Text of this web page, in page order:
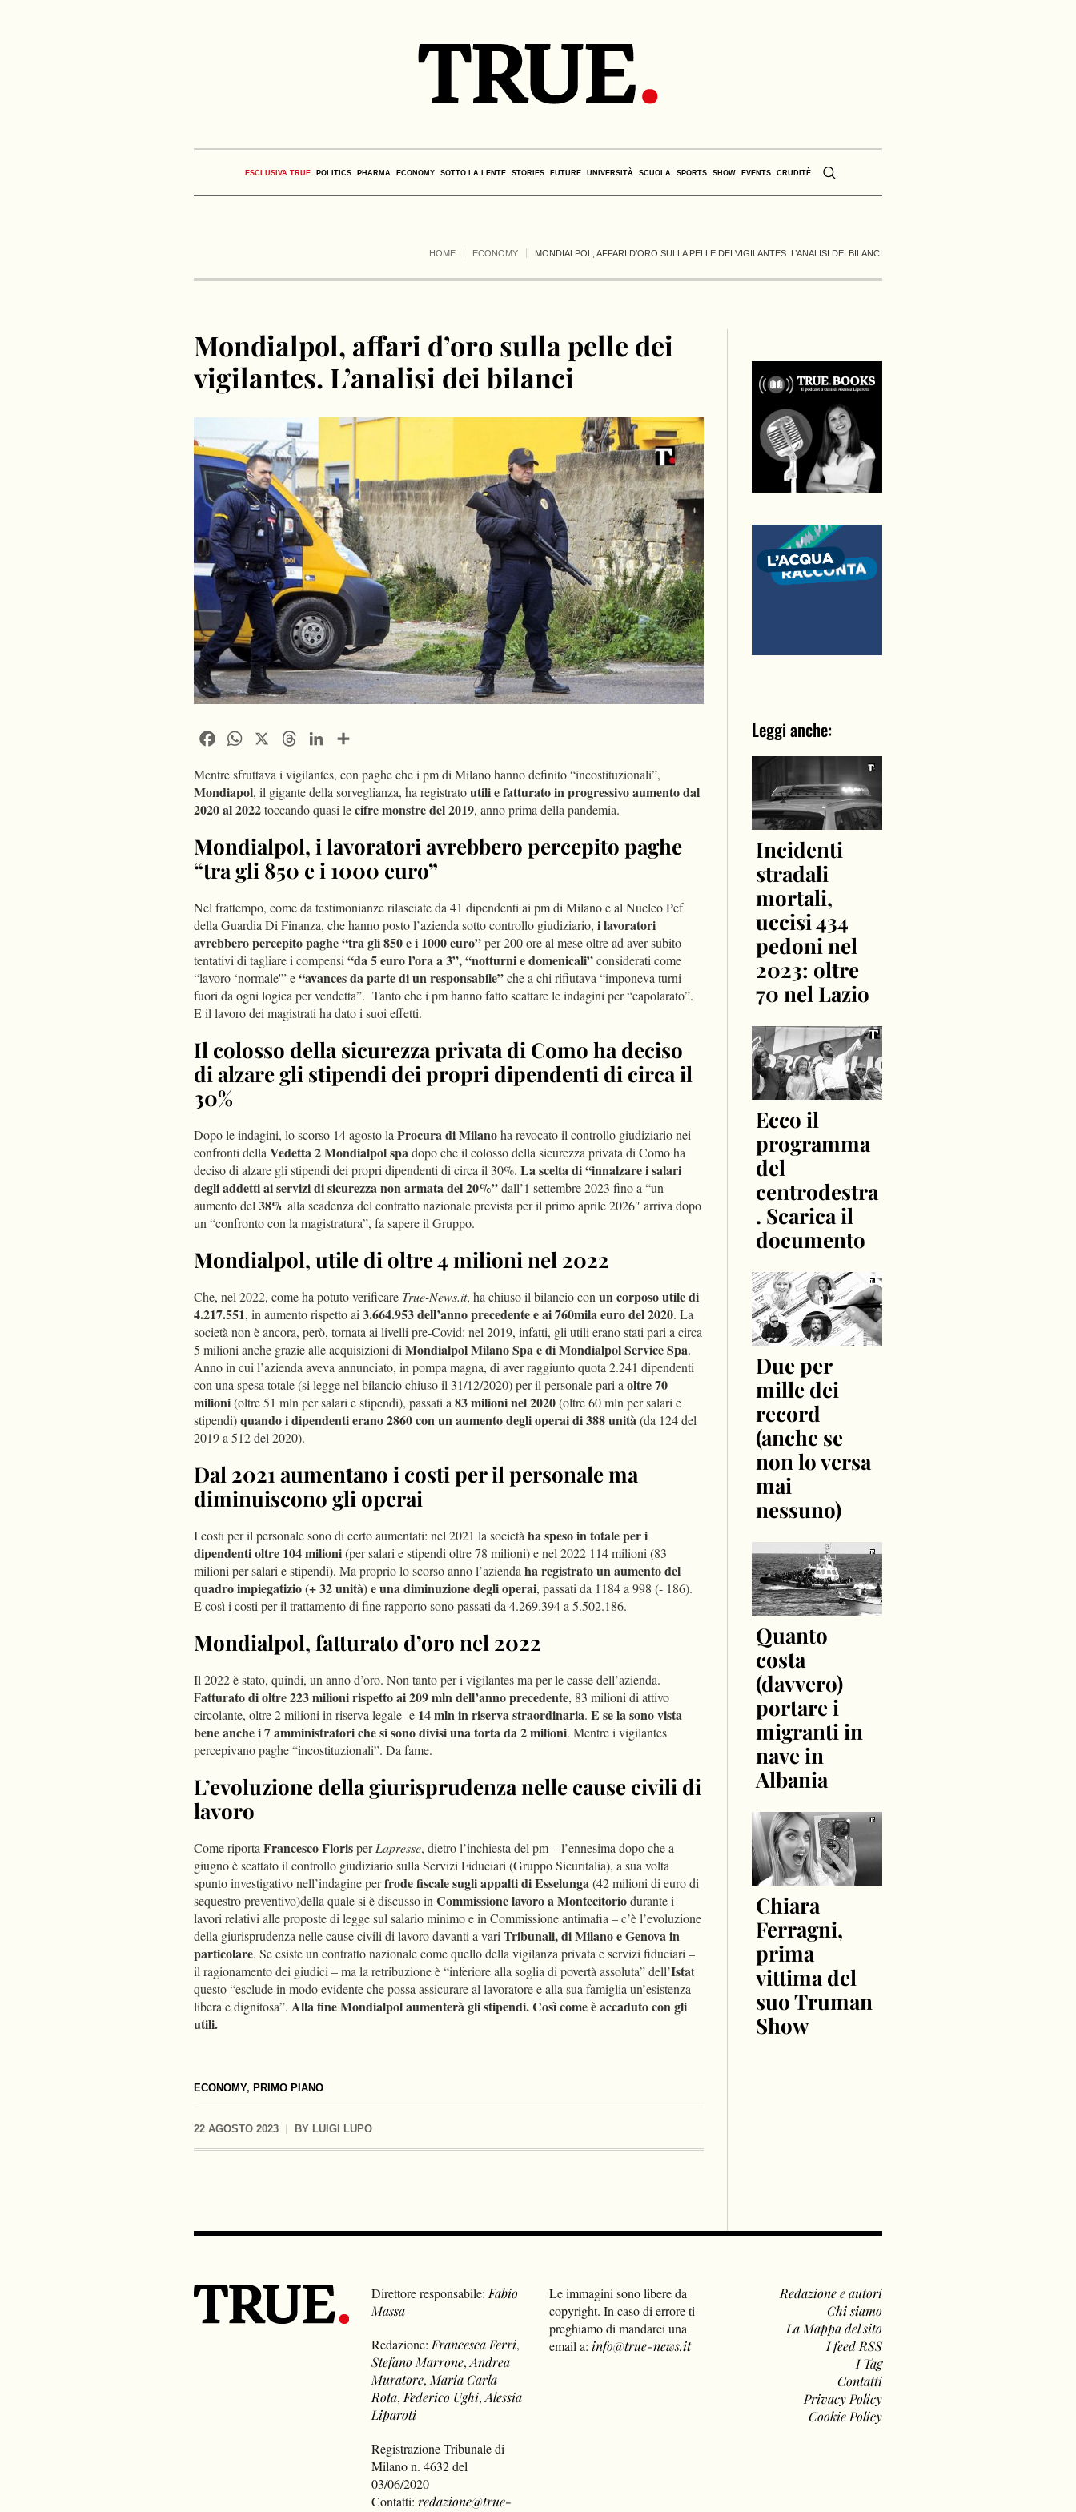
ESCLUSIVA TRUE POLITICS PHARMA ECONOMY SOTTO LA LENTE STORIES FUTURE UNIVERSITÀ SCUOLA SPORTS SHOW EVENTS CRUDITÈ
HOME ECONOMY MONDIALPOL, AFFARI D’ORO SULLA PELLE DEI VIGILANTES. L’ANALISI DEI BILANCI
ECONOMY, PRIMO PIANO
Mondialpol, affari d’oro sulla pelle dei
vigilantes. L’analisi dei bilanci
22 AGOSTO 2023 BY LUIGI LUPO
FacebookWhatsApp ThreadsLinkedIn
Mentre sfruttava i vigilantes, con paghe che i pm di Milano hanno definito “incostituzionali”,
Mondiapol, il gigante della sorveglianza, ha registratoutili e fatturato in progressivo aumento dal
2020 al 2022toccando quasi lecifre monstre del 2019, anno prima della pandemia.
Mondialpol, i lavoratori avrebbero percepito paghe
“tra gli 850 e i 1000 euro”
Nel frattempo, come da testimonianze rilasciate da 41 dipendenti ai pm di Milano e al Nucleo Pef
della Guardia Di Finanza, che hanno posto l’azienda sotto controllo giudiziario, i lavoratori
avrebbero percepito paghe “tra gli 850 e i 1000 euro”per 200 ore al mese oltre ad aver subito
tentativi di tagliare i compensi“da 5 euro l’ora a 3”, “notturni e domenicali”considerati come
“lavoro ‘normale'” e“avances da parte di un responsabile”che a chi rifiutava “imponeva turni
fuori da ogni logica per vendetta”. Tanto che i pm hanno fatto scattare le indagini per “capolarato”.
E il lavoro dei magistrati ha dato i suoi effetti.
Il colosso della sicurezza privata di Como ha deciso
di alzare gli stipendi dei propri dipendenti di circa il
30%
Dopo le indagini, lo scorso 14 agosto laProcura di Milanoha revocato il controllo giudiziario nei
confronti dellaVedetta 2 Mondialpol spadopo che il colosso della sicurezza privata di Como ha
deciso di alzare gli stipendi dei propri dipendenti di circa il 30%. La scelta di “innalzare i salari
degli addetti ai servizi di sicurezza non armata del 20%”dall’1 settembre 2023 fino a “un
aumento del38% alla scadenza del contratto nazionale prevista per il primo aprile 2026″ arriva dopo
un “confronto con la magistratura”, fa sapere il Gruppo.
Mondialpol, utile di oltre 4 milioni nel 2022
Che, nel 2022, come ha potuto verificare True-News.it, ha chiuso il bilancio conun corposo utile di
4.217.551, in aumento rispetto ai3.664.953 dell’anno precedente e ai 760mila euro del 2020. La
società non è ancora, però, tornata ai livelli pre-Covid: nel 2019, infatti, gli utili erano stati pari a circa
5 milioni anche grazie alle acquisizioni diMondialpol Milano Spa e di Mondialpol Service Spa.
Anno in cui l’azienda aveva annunciato, in pompa magna, di aver raggiunto quota 2.241 dipendenti
con una spesa totale (si legge nel bilancio chiuso il 31/12/2020) per il personale pari aoltre 70
milioni(oltre 51 mln per salari e stipendi), passati a83 milioni nel 2020(oltre 60 mln per salari e
stipendi)quando i dipendenti erano 2860 con un aumento degli operai di 388 unità(da 124 del
2019 a 512 del 2020).
Dal 2021 aumentano i costi per il personale ma
diminuiscono gli operai
I costi per il personale sono di certo aumentati: nel 2021 la societàha speso in totale per i
dipendenti oltre 104 milioni(per salari e stipendi oltre 78 milioni) e nel 2022 114 milioni (83
milioni per salari e stipendi). Ma proprio lo scorso anno l’aziendaha registrato un aumento del
quadro impiegatizio (+ 32 unità) e una diminuzione degli operai, passati da 1184 a 998 (- 186).
E così i costi per il trattamento di fine rapporto sono passati da 4.269.394 a 5.502.186.
Mondialpol, fatturato d’oro nel 2022
Il 2022 è stato, quindi, un anno d’oro. Non tanto per i vigilantes ma per le casse dell’azienda.
Fatturato di oltre 223 milioni rispetto ai 209 mln dell’anno precedente, 83 milioni di attivo
circolante, oltre 2 milioni in riserva legale e 14 mln in riserva straordinaria. E se la sono vista
bene anche i 7 amministratori che si sono divisi una torta da 2 milioni. Mentre i vigilantes
percepivano paghe “incostituzionali”. Da fame.
L’evoluzione della giurisprudenza nelle cause civili di
lavoro
Come riportaFrancesco FlorisperLapresse, dietro l’inchiesta del pm – l’ennesima dopo che a
giugno è scattato il controllo giudiziario sulla Servizi Fiduciari (Gruppo Sicuritalia), a sua volta
spunto investigativo nell’indagine perfrode fiscale sugli appalti di Esselunga(42 milioni di euro di
sequestro preventivo)della quale si è discusso inCommissione lavoro a Montecitoriodurante i
lavori relativi alle proposte di legge sul salario minimo e in Commissione antimafia – c’è l’evoluzione
della giurisprudenza nelle cause civili di lavoro davanti a variTribunali, di Milano e Genova in
particolare. Se esiste un contratto nazionale come quello della vigilanza privata e servizi fiduciari –
il ragionamento dei giudici – ma la retribuzione è “inferiore alla soglia di povertà assoluta” dell’Istat
questo “esclude in modo evidente che possa assicurare al lavoratore e alla sua famiglia un’esistenza
libera e dignitosa”. Alla fine Mondialpol aumenterà gli stipendi. Così come è accaduto con gli
utili.
Leggi anche:
Incidenti
stradali
mortali,
uccisi 434
pedoni nel
2023: oltre
70 nel Lazio
Ecco il
programma
del
centrodestra
. Scarica il
documento
Due per
mille dei
record
(anche se
non lo versa
mai
nessuno)
Quanto
costa
(davvero)
portare i
migranti in
nave in
Albania
Chiara
Ferragni,
prima
vittima del
suo Truman
Show
Direttore responsabile:Fabio
Massa
Redazione:Francesca Ferri,
Stefano Marrone,Andrea
Muratore,Maria Carla
Rota,Federico Ughi,Alessia
Liparoti
Registrazione Tribunale di
Milano n. 4632 del
03/06/2020
Contatti:redazione@true-
Le immagini sono libere da
copyright. In caso di errore ti
preghiamo di mandarci una
email a: info@true-news.it
Redazione e autori
Chi siamo
La Mappa del sito
I feed RSS
I Tag
Contatti
Privacy Policy
Cookie Policy